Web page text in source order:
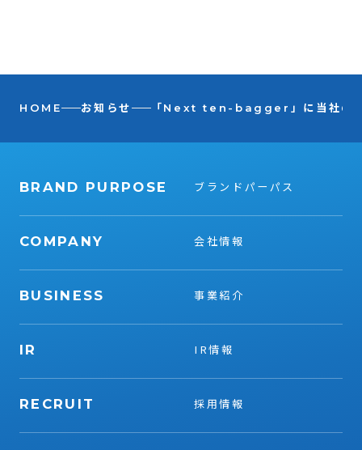
HOME お知らせ 「Next ten-bagger」に当社のイ
BRAND PURPOSE ブランドパーパス
COMPANY 会社情報
BUSINESS 事業紹介
IR IR情報
RECRUIT 採用情報